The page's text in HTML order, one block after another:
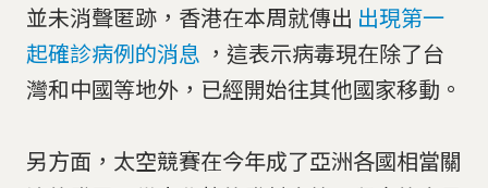
並未消聲匿跡，香港在本周就傳出 出現第一
起確診病例的消息 ，這表示病毒現在除了台
灣和中國等地外，已經開始往其他國家移動。
另方面，太空競賽在今年成了亞洲各國相當關